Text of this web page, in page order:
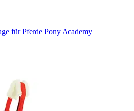
für Pferde Pony Academy